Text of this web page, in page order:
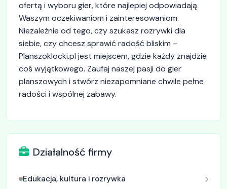
ofertą i wyboru gier, które najlepiej odpowiadają
Waszym oczekiwaniom i zainteresowaniom.
Niezależnie od tego, czy szukasz rozrywki dla
siebie, czy chcesz sprawić radość bliskim –
Planszoklocki.pl jest miejscem, gdzie każdy znajdzie
coś wyjątkowego. Zaufaj naszej pasji do gier
planszowych i stwórz niezapomniane chwile pełne
radości i wspólnej zabawy.
Działalność firmy
Edukacja, kultura i rozrywka